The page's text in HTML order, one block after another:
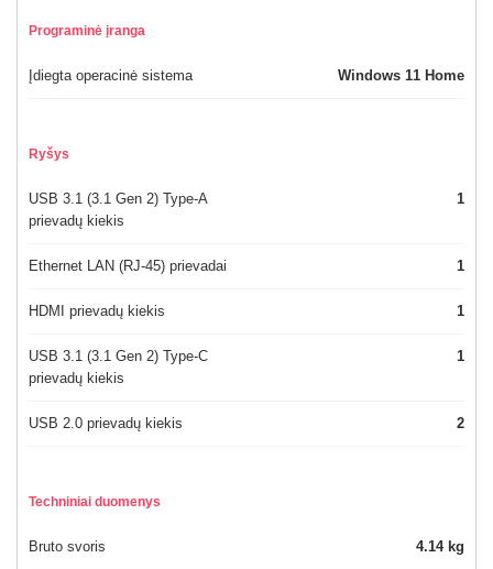
Programinė įranga
Įdiegta operacinė sistema Windows 11 Home
Ryšys
USB 3.1 (3.1 Gen 2) Type-A
prievadų kiekis
1
Ethernet LAN (RJ-45) prievadai 1
HDMI prievadų kiekis 1
USB 3.1 (3.1 Gen 2) Type-C
prievadų kiekis
1
USB 2.0 prievadų kiekis 2
Techniniai duomenys
Bruto svoris 4.14 kg